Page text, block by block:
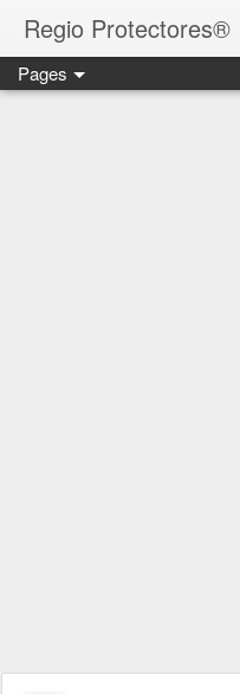
Regio Protectores®
Pages